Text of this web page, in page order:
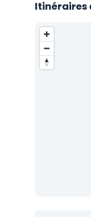
Itinéraires